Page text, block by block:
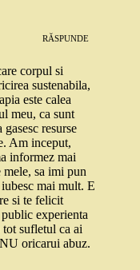
RĂSPUNDE
corpul si
sustenabila,
este calea
meu, ca sunt
resurse
Am inceput,
informez mai
mele, sa imi pun
mai mult. E
si te felicit
experienta
sufletul ca ai
oricarui abuz.